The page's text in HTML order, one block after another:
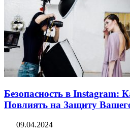
Безопасность в Instagram:
Повлиять на Защиту
09.04.2024